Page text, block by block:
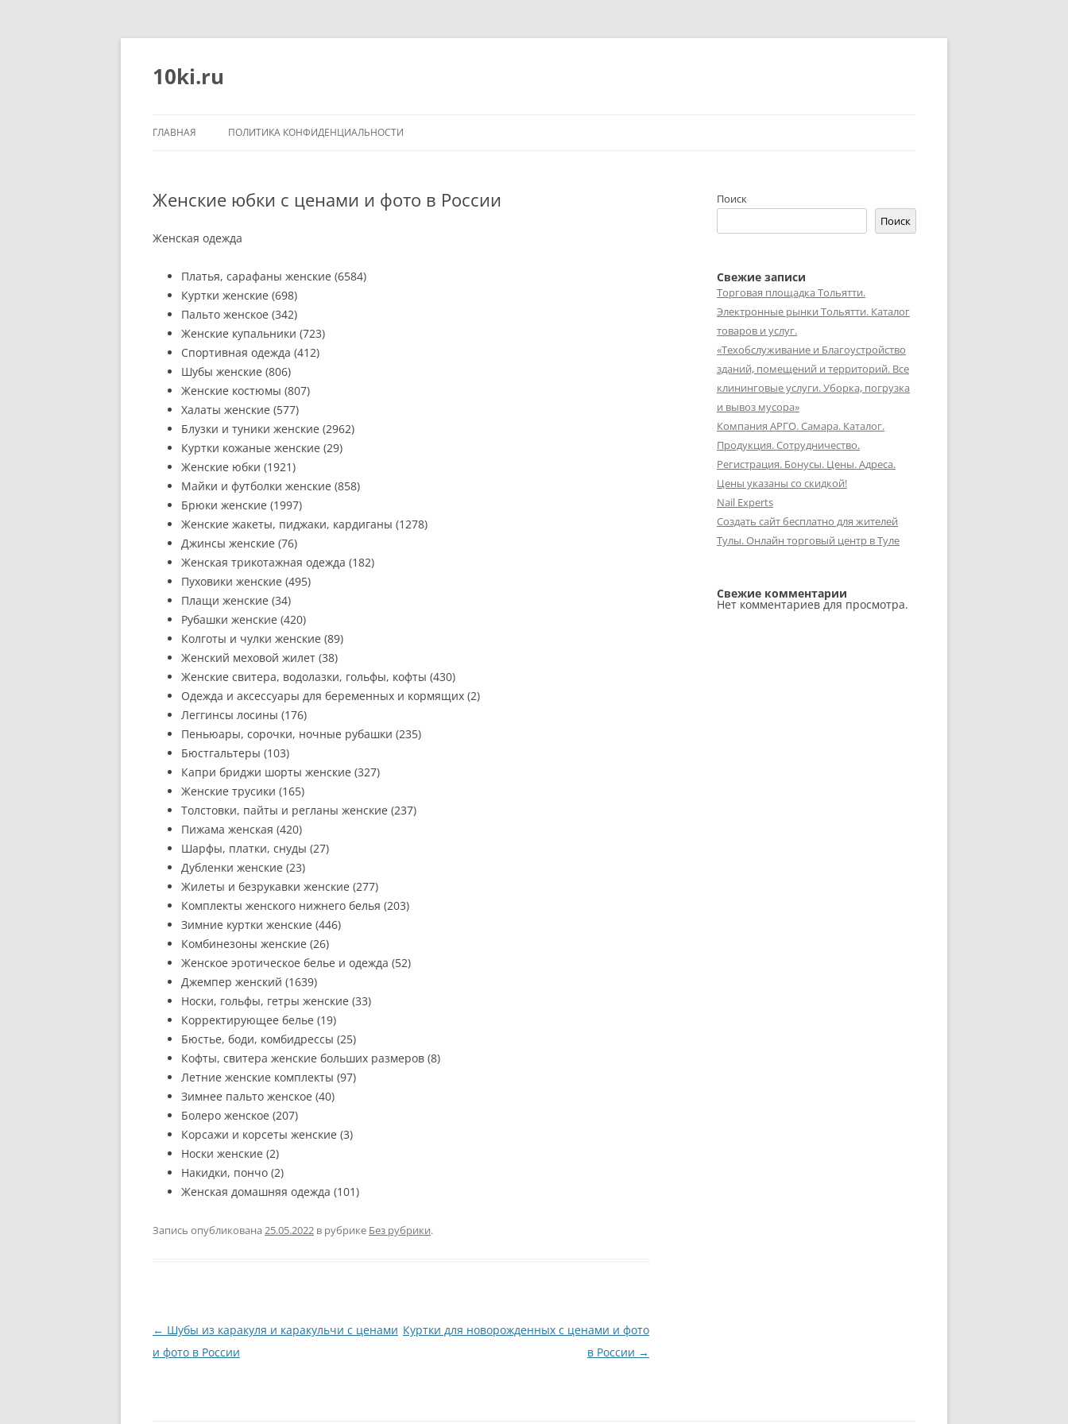
Перейти
содержимому
10ki.ru
ГЛАВНАЯ ПОЛИТИКА КОНФИДЕНЦИАЛЬНОСТИ
Женские юбки с ценами и фото в России
Женская одежда
Платья, сарафаны женские (6584)
Куртки женские (698)
Пальто женское (342)
Женские купальники (723)
Спортивная одежда (412)
Шубы женские (806)
Женские костюмы (807)
Халаты женские (577)
Блузки и туники женские (2962)
Куртки кожаные женские (29)
Женские юбки (1921)
Майки и футболки женские (858)
Брюки женские (1997)
Женские жакеты, пиджаки, кардиганы (1278)
Джинсы женские (76)
Женская трикотажная одежда (182)
Пуховики женские (495)
Плащи женские (34)
Рубашки женские (420)
Колготы и чулки женские (89)
Женский меховой жилет (38)
Женские свитера, водолазки, гольфы, кофты (430)
Одежда и аксессуары для беременных и кормящих (2)
Леггинсы лосины (176)
Пеньюары, сорочки, ночные рубашки (235)
Бюстгальтеры (103)
Капри бриджи шорты женские (327)
Женские трусики (165)
Толстовки, пайты и регланы женские (237)
Пижама женская (420)
Шарфы, платки, снуды (27)
Дубленки женские (23)
Жилеты и безрукавки женские (277)
Комплекты женского нижнего белья (203)
Зимние куртки женские (446)
Комбинезоны женские (26)
Женское эротическое белье и одежда (52)
Джемпер женский (1639)
Носки, гольфы, гетры женские (33)
Корректирующее белье (19)
Бюстье, боди, комбидрессы (25)
Кофты, свитера женские больших размеров (8)
Летние женские комплекты (97)
Зимнее пальто женское (40)
Болеро женское (207)
Корсажи и корсеты женские (3)
Носки женские (2)
Накидки, пончо (2)
Женская домашняя одежда (101)
Запись опубликована 25.05.2022 в рубрике Без рубрики.
Навигация
по
← Шубы из каракуля и каракульчи с ценами
и фото в России
Куртки для новорожденных с ценами и фото
в России →
Поиск
Поиск
Свежие записи
Торговая площадка Тольятти.
Электронные рынки Тольятти. Каталог
товаров и услуг.
«Техобслуживание и Благоустройство
зданий, помещений и территорий. Все
клининговые услуги. Уборка, погрузка
и вывоз мусора»
Компания АРГО. Самара. Каталог.
Продукция. Сотрудничество.
Регистрация. Бонусы. Цены. Адреса.
Цены указаны со скидкой!
Nail Experts
Создать сайт бесплатно для жителей
Тулы. Онлайн торговый центр в Туле
Свежие комментарии
Нет комментариев для просмотра.